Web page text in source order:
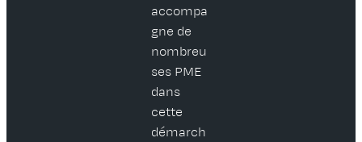
accompa
gne de
nombreu
ses PME
dans
cette
démarch